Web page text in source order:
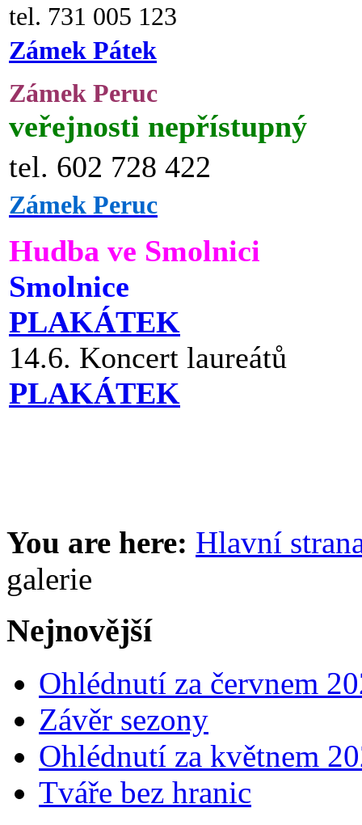
tel. 731 005 123
Zámek Pátek
Zámek Peruc
veřejnosti nepřístupný
tel. 602 728 422
Zámek Peruc
Hudba ve Smolnici
Smolnice
PLAKÁTEK
14.6. Koncert laureátů
PLAKÁTEK
You are here: Hlavní
galerie
Nejnovější
Ohlédnutí za červnem
Závěr sezony
Ohlédnutí za květnem
Tváře bez hranic